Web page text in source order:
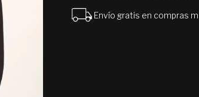
Envío gratis en compras